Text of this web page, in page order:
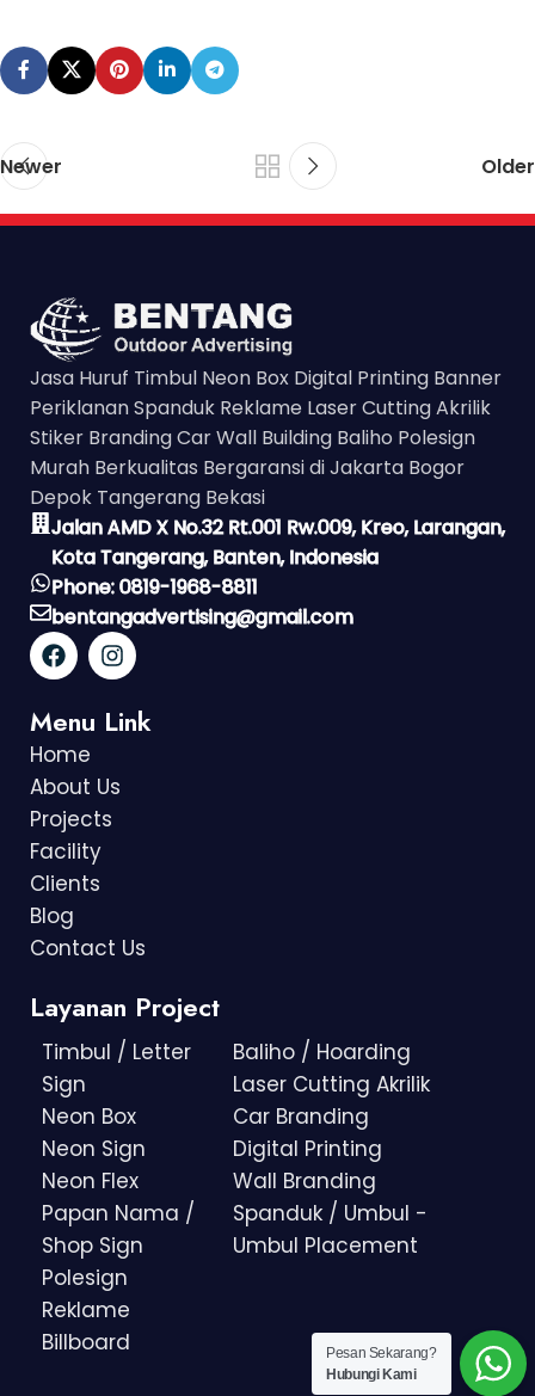
Newer Older
Jasa Huruf Timbul Neon Box Digital Printing Banner
Periklanan Spanduk Reklame Laser Cutting Akrilik
Stiker Branding Car Wall Building Baliho Polesign
Murah Berkualitas Bergaransi di Jakarta Bogor
Depok Tangerang Bekasi
Jalan AMD X No.32 Rt.001 Rw.009, Kreo, Larangan,
Kota Tangerang, Banten, Indonesia
Phone: 0819-1968-8811
bentangadvertising@gmail.com
Menu Link
Home
About Us
Projects
Facility
Clients
Blog
Contact Us
Layanan Project
Timbul / Letter
Sign
Neon Box
Neon Sign
Neon Flex
Papan Nama /
Shop Sign
Polesign
Reklame
Billboard
Baliho / Hoarding
Laser Cutting Akrilik
Car Branding
Digital Printing
Wall Branding
Spanduk / Umbul -
Umbul Placement
Pesan Sekarang?
Hubungi Kami